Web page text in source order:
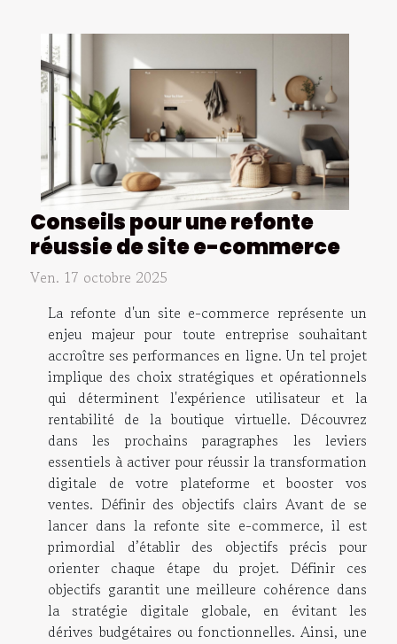
Conseils pour une refonte
réussie de site e-commerce
Ven. 17 octobre 2025
La refonte d'un site e-commerce représente un
enjeu majeur pour toute entreprise souhaitant
accroître ses performances en ligne. Un tel projet
implique des choix stratégiques et opérationnels
qui déterminent l'expérience utilisateur et la
rentabilité de la boutique virtuelle. Découvrez
dans les prochains paragraphes les leviers
essentiels à activer pour réussir la transformation
digitale de votre plateforme et booster vos
ventes. Définir des objectifs clairs Avant de se
lancer dans la refonte site e-commerce, il est
primordial d’établir des objectifs précis pour
orienter chaque étape du projet. Définir ces
objectifs garantit une meilleure cohérence dans
la stratégie digitale globale, en évitant les
dérives budgétaires ou fonctionnelles. Ainsi, une